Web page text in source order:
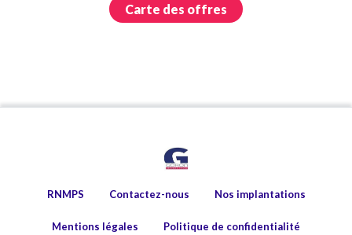
Carte des offres
RNMPS Contactez-nous Nos implantations
Mentions légales Politique de confidentialité